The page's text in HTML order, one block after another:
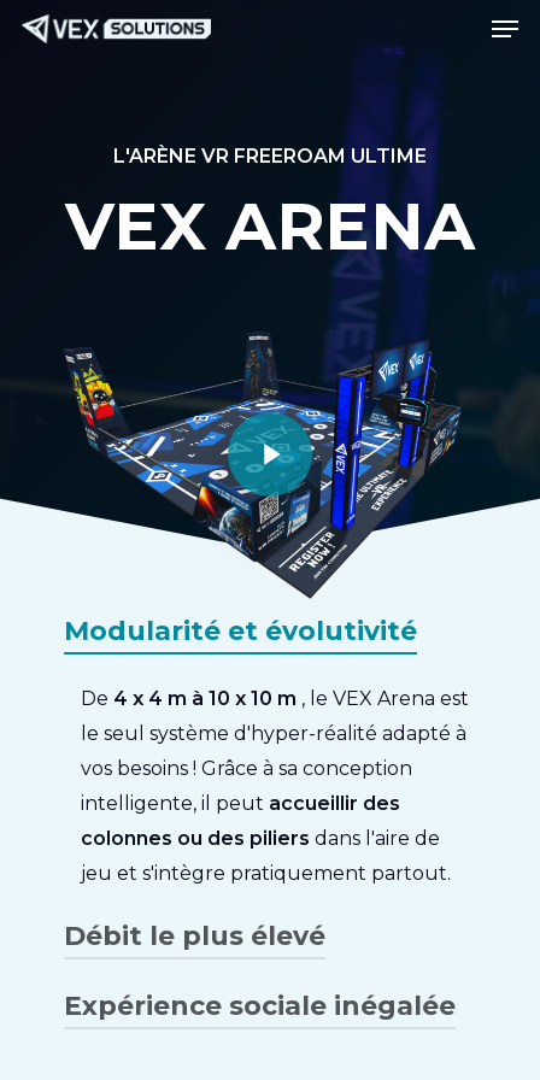
Passer
L'ARÈNE VR FREEROAM ULTIME
VEX ARENA
Lire la vidéo
Modularité et évolutivité
De 4 x 4 m à 10 x 10 m , le VEX Arena est
le seul système d'hyper-réalité adapté à
vos besoins ! Grâce à sa conception
intelligente, il peut accueillir des
colonnes ou des piliers dans l'aire de
jeu et s'intègre pratiquement partout.
Débit le plus élevé
VEX Arena atteint un débit allant
Expérience sociale inégalée
Menu